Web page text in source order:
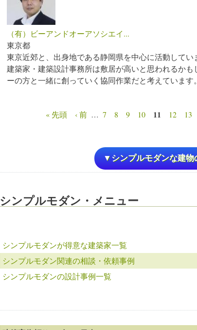
（有）ビーアンドオーアソシエイ...
東京都
東京近郊と、出身地である静岡県を中心に活動してい
建築家・建築設計事務所は敷居が高いと思われるか
ーの方と一緒に創っていく協同作業だと考えています。
« 先頭 ‹ 前 … 7 8 9 10 11 12 13
▼シンプルモダンな建物
シンプルモダン・メニュー
シンプルモダンが得意な建築家一覧
シンプルモダン関連の相談・依頼事例
シンプルモダンの設計事例一覧